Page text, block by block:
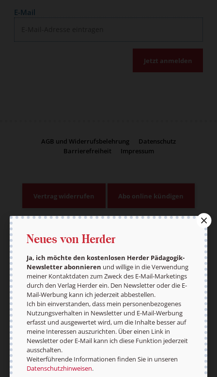
E-Mail
Jetzt anmelden
AGB und Widerrufsbelehrung
Datenschutz
Barrierefreiheit
Impressum
Vertrag widerrufen Abo online kündigen
Nach oben
Neues von Herder
Ja, ich möchte den kostenlosen Herder Pädagogik-
Newsletter abonnieren und willige in die Verwendung
meiner Kontaktdaten zum Zweck des E-Mail-Marketings
durch den Verlag Herder ein. Den Newsletter oder die E-
Mail-Werbung kann ich jederzeit abbestellen.
Ich bin einverstanden, dass mein personenbezogenes
Nutzungsverhalten in Newsletter und E-Mail-Werbung
erfasst und ausgewertet wird, um die Inhalte besser auf
meine Interessen auszurichten. Über einen Link in
Newsletter oder E-Mail kann ich diese Funktion jederzeit
ausschalten.
Weiterführende Informationen finden Sie in unseren
Datenschutzhinweisen.